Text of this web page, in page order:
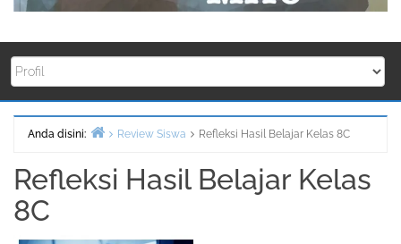
Anda disini:
Review Siswa Refleksi Hasil Belajar Kelas 8C
Refleksi Hasil Belajar Kelas
8C